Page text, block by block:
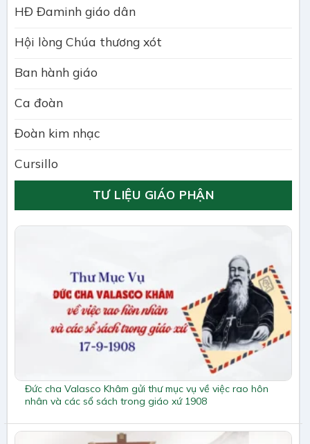
HĐ Đaminh giáo dân
Hội lòng Chúa thương xót
Ban hành giáo
Ca đoàn
Đoàn kim nhạc
Cursillo
TƯ LIỆU GIÁO PHẬN
Đức cha Valasco Khâm gửi thư mục vụ về việc rao hôn
nhân và các sổ sách trong giáo xứ 1908